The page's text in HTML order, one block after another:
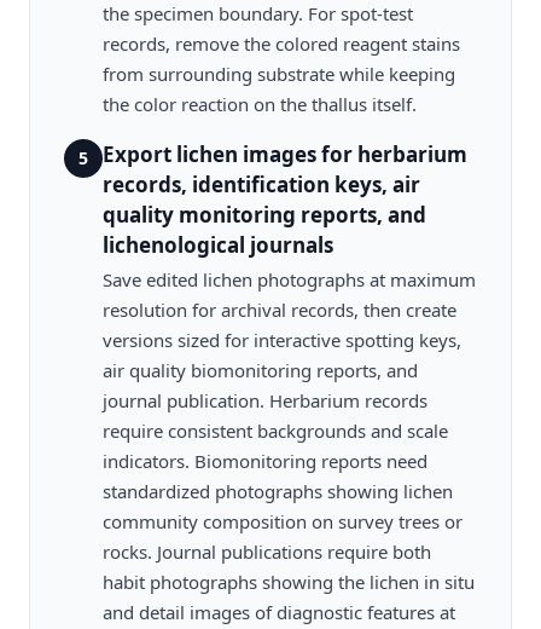
the specimen boundary. For spot-test
records, remove the colored reagent stains
from surrounding substrate while keeping
the color reaction on the thallus itself.
5
Export lichen images for herbarium
records, identification keys, air
quality monitoring reports, and
lichenological journals
Save edited lichen photographs at maximum
resolution for archival records, then create
versions sized for interactive spotting keys,
air quality biomonitoring reports, and
journal publication. Herbarium records
require consistent backgrounds and scale
indicators. Biomonitoring reports need
standardized photographs showing lichen
community composition on survey trees or
rocks. Journal publications require both
habit photographs showing the lichen in situ
and detail images of diagnostic features at